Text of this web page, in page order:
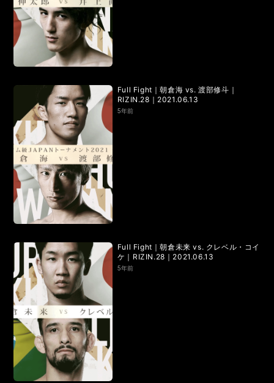
Full Fight｜朝倉海 vs. 渡部修斗｜
RIZIN.28｜2021.06.13
5年前
Full Fight｜朝倉未来 vs. クレベル・コイ
ケ｜RIZIN.28｜2021.06.13
5年前